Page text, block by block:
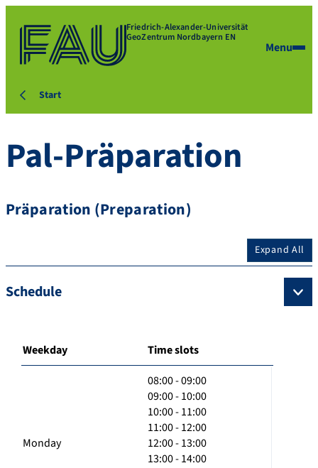
Friedrich-Alexander-Universität
GeoZentrum Nordbayern EN
Menu
Start
Pal-Präparation
Präparation (Preparation)
Expand All
Schedule
Weekday Time slots
Monday
08:00 - 09:00
09:00 - 10:00
10:00 - 11:00
11:00 - 12:00
12:00 - 13:00
13:00 - 14:00